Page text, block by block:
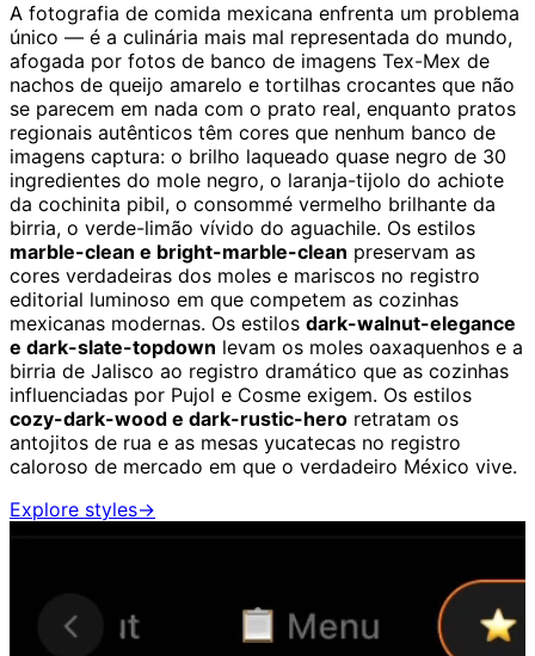
A fotografia de comida mexicana enfrenta um problema
único — é a culinária mais mal representada do mundo,
afogada por fotos de banco de imagens Tex-Mex de
nachos de queijo amarelo e tortilhas crocantes que não
se parecem em nada com o prato real, enquanto pratos
regionais autênticos têm cores que nenhum banco de
imagens captura: o brilho laqueado quase negro de 30
ingredientes do mole negro, o laranja-tijolo do achiote
da cochinita pibil, o consommé vermelho brilhante da
birria, o verde-limão vívido do aguachile. Os estilos
marble-clean e bright-marble-clean preservam as
cores verdadeiras dos moles e mariscos no registro
editorial luminoso em que competem as cozinhas
mexicanas modernas. Os estilos dark-walnut-elegance
e dark-slate-topdown levam os moles oaxaquenhos e a
birria de Jalisco ao registro dramático que as cozinhas
influenciadas por Pujol e Cosme exigem. Os estilos
cozy-dark-wood e dark-rustic-hero retratam os
antojitos de rua e as mesas yucatecas no registro
caloroso de mercado em que o verdadeiro México vive.
Explore styles→